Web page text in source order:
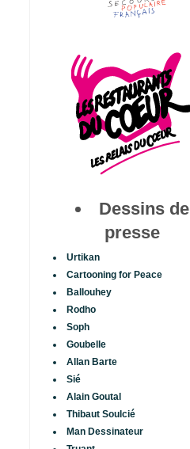
Dessins de
presse
Urtikan
Cartooning for Peace
Ballouhey
Rodho
Soph
Goubelle
Allan Barte
Sié
Alain Goutal
Thibaut Soulcié
Man Dessinateur